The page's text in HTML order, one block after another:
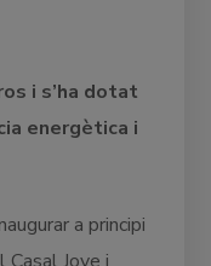
i s’ha dotat
energètica i
a principi